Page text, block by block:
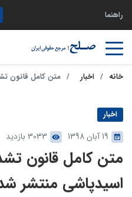
راهنما
خانه اخبار متن کامل قانون
اخبار
19 آبان 1398 3033 بازدید
متن کامل قانون
اسیدپاشی منتشر